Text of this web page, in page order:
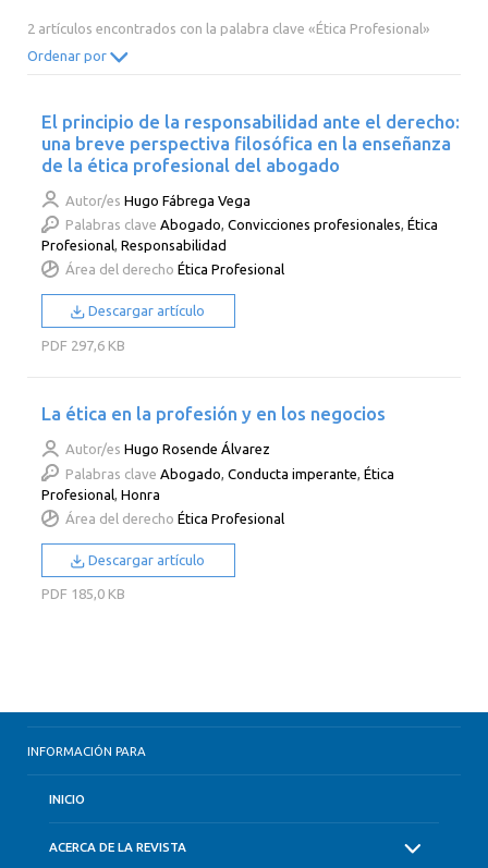
2014
2002 2001 2000
2 artículos encontrados con la palabra clave «Ética Profesional»
Ordenar por
El principio de la responsabilidad ante el derecho:
una breve perspectiva filosófica en la enseñanza
de la ética profesional del abogado
Autor/es Hugo Fábrega Vega
Palabras clave Abogado,Convicciones profesionales,Ética
Profesional,Responsabilidad
Área del derecho Ética Profesional
Descargar artículo
PDF 297,6 KB
La ética en la profesión y en los negocios
Autor/es Hugo Rosende Álvarez
Palabras clave Abogado ,Conducta imperante ,Ética
Profesional ,Honra
Área del derecho Ética Profesional
Descargar artículo
PDF 185,0 KB
INFORMACIÓN PARA
INICIO
ACERCA DE LA REVISTA